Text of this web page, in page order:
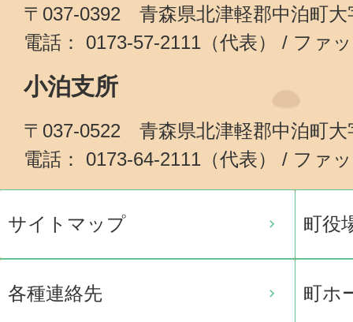
〒037-0392 青森県北津軽郡中泊町大
電話： 0173-57-2111（代表） / ファ
小泊支所
〒037-0522 青森県北津軽郡中泊町大
電話： 0173-64-2111（代表） / ファ
サイトマップ 町役
各種連絡先 町ホ